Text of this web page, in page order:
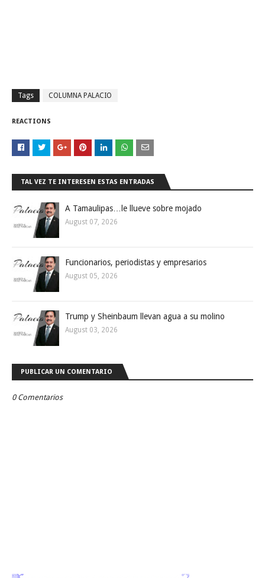
Tags COLUMNA PALACIO
REACTIONS
TAL VEZ TE INTERESEN ESTAS ENTRADAS
A Tamaulipas…le llueve sobre mojado
August 07, 2026
Funcionarios, periodistas y empresarios
August 05, 2026
Trump y Sheinbaum llevan agua a su molino
August 03, 2026
PUBLICAR UN COMENTARIO
0 Comentarios